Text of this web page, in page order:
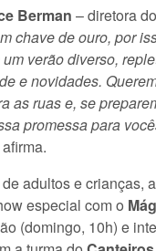
Berman – diretora
chave de ouro, por
verão diverso,
e novidades.
as ruas e, se
promessa para
adultos e crianças,
especial com o
(domingo, 10h) e